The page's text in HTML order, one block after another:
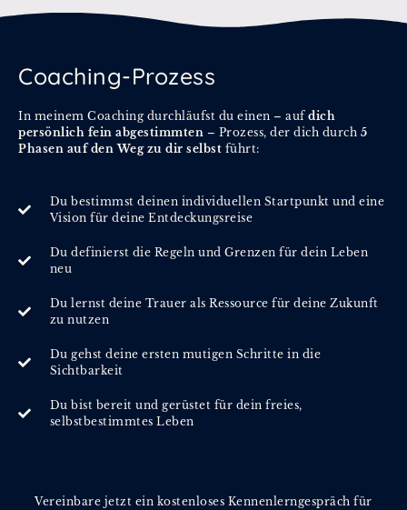
Coaching-Prozess
In meinem Coaching durchläufst du einen – auf dich
persönlich fein abgestimmten – Prozess, der dich durch 5
Phasen auf den Weg zu dir selbst führt:
Du bestimmst deinen individuellen Startpunkt und eine
Vision für deine Entdeckungsreise
Du definierst die Regeln und Grenzen für dein Leben
neu
Du lernst deine Trauer als Ressource für deine Zukunft
zu nutzen
Du gehst deine ersten mutigen Schritte in die
Sichtbarkeit
Du bist bereit und gerüstet für dein freies,
selbstbestimmtes Leben
Vereinbare jetzt ein kostenloses Kennenlerngespräch für